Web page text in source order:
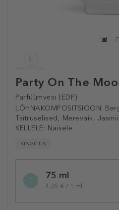
Party On The
Parfüümvesi (EDP)
LÕHNAKOMPOSITSIOON:
Tsitruselised, Merevaik,
KELLELE: Naisele
KINGITUS
variation75 ml
4,05 € / 1 ml